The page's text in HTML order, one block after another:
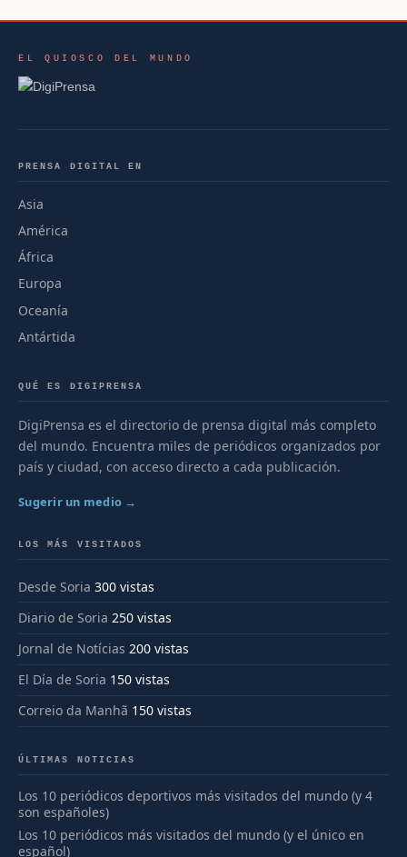
EL QUIOSCO DEL MUNDO
PRENSA DIGITAL EN
Asia
América
África
Europa
Oceanía
Antártida
QUÉ ES DIGIPRENSA
DigiPrensa es el directorio de prensa digital más completo
del mundo. Encuentra miles de periódicos organizados por
país y ciudad, con acceso directo a cada publicación.
Sugerir un medio →
LOS MÁS VISITADOS
Desde Soria 300 vistas
Diario de Soria 250 vistas
Jornal de Notícias 200 vistas
El Día de Soria 150 vistas
Correio da Manhã 150 vistas
ÚLTIMAS NOTICIAS
Los 10 periódicos deportivos más visitados del mundo (y 4
son españoles)
Los 10 periódicos más visitados del mundo (y el único en
español)